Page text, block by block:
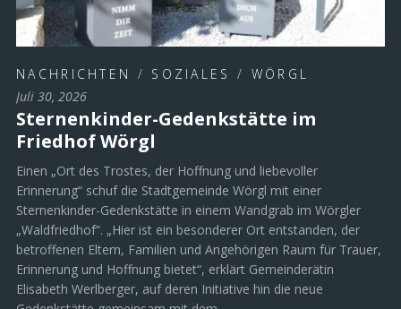
NACHRICHTEN / SOZIALES / WÖRGL
Juli 30, 2026
Sternenkinder-Gedenkstätte im
Friedhof Wörgl
Einen „Ort des Trostes, der Hoffnung und liebevoller
Erinnerung“ schuf die Stadtgemeinde Wörgl mit einer
Sternenkinder-Gedenkstätte in einem Wandgrab im Wörgler
„Waldfriedhof“. „Hier ist ein besonderer Ort entstanden, der
betroffenen Eltern, Familien und Angehörigen Raum für Trauer,
Erinnerung und Hoffnung bietet“, erklärt Gemeinderätin
Elisabeth Werlberger, auf deren Initiative hin die neue